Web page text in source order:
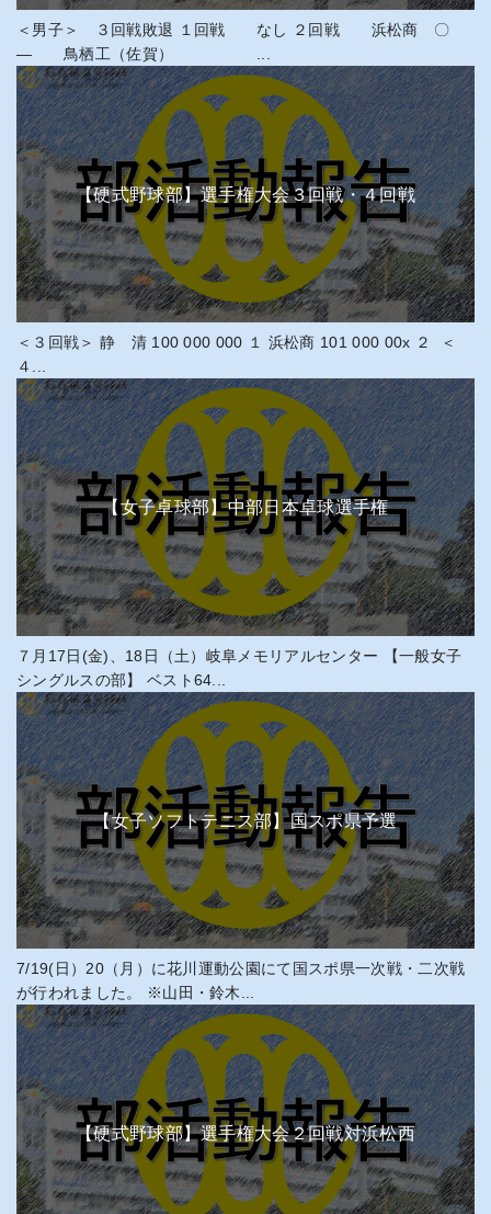
＜男子＞ ３回戦敗退 １回戦 なし ２回戦 浜松商 〇
― 鳥栖工（佐賀） ...
【硬式野球部】選手権大会３回戦・４回戦
＜３回戦＞ 静 清 100 000 000 １ 浜松商 101 000 00x ２ ＜
４...
【女子卓球部】中部日本卓球選手権
７月17日(金)、18日（土）岐阜メモリアルセンター 【一般女子
シングルスの部】 ベスト64...
【女子ソフトテニス部】国スポ県予選
7/19(日）20（月）に花川運動公園にて国スポ県一次戦・二次戦
が行われました。 ※山田・鈴木...
【硬式野球部】選手権大会２回戦対浜松西